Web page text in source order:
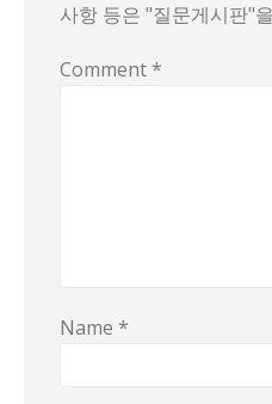
사항 등은 "질문게시판"
Comment *
Name *